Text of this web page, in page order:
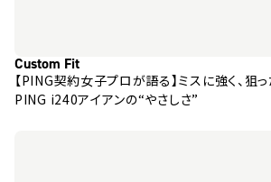
Custom Fit
【PING契約女子プロが語る】ミスに強く、狙
PING i240アイアンの“やさしさ”